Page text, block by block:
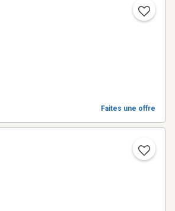
Faites une offre